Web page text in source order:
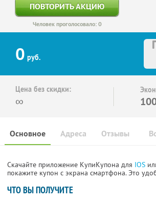
ПОВТОРИТЬ АКЦИЮ
Человек проголосовало: 0
0 руб.
Цена без скидки:
∞
Основное Отзывы
Адреса
Скачайте приложение КупиКупона для IOS
покажите купон с экрана смартфона. Это
ЧТО ВЫ ПОЛУЧИТЕ